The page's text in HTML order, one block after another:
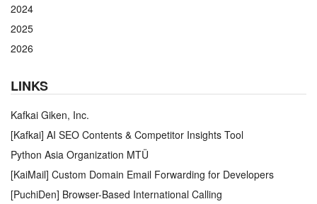
2024
2025
2026
LINKS
Kafkai Giken, Inc.
[Kafkai] AI SEO Contents & Competitor Insights Tool
Python Asia Organization MTÜ
[KaiMail] Custom Domain Email Forwarding for Developers
[PuchiDen] Browser-Based International Calling